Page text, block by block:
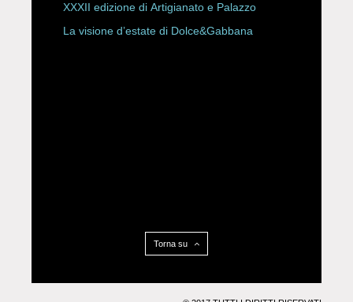
XXXII edizione di Artigianato e Palazzo
La visione d’estate di Dolce&Gabbana
Torna su